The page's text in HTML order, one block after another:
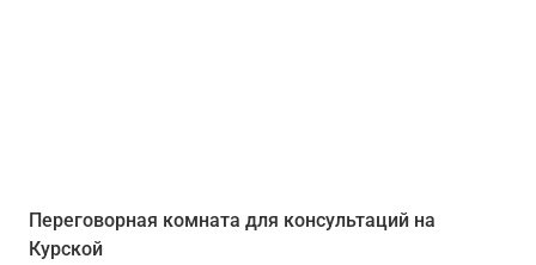
Переговорная комната для консультаций на
Курской